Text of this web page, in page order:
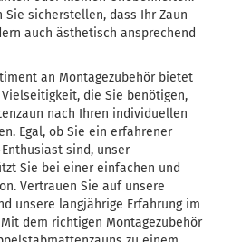
Sie sicherstellen, dass Ihr Zaun
auch ästhetisch ansprechend
an Montagezubehör bietet
die Sie benötigen,
nach Ihren individuellen
Egal, ob Sie ein erfahrener
sind, unser
Sie bei einer einfachen und
Vertrauen Sie auf unsere
unsere langjährige Erfahrung im
dem richtigen Montagezubehör